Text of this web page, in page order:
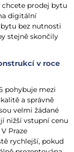
prodej bytu
digitální
bez nutnosti
stejně skončily
v roce
pohybuje mezi
a správně
velmi žádané
nižší vstupní cenu
Praze
rychlejší, pokud